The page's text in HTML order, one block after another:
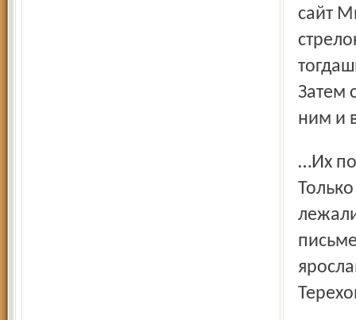
сайт
Затем
ним и
…Их положили в воронку второпях, в горячке после боя.